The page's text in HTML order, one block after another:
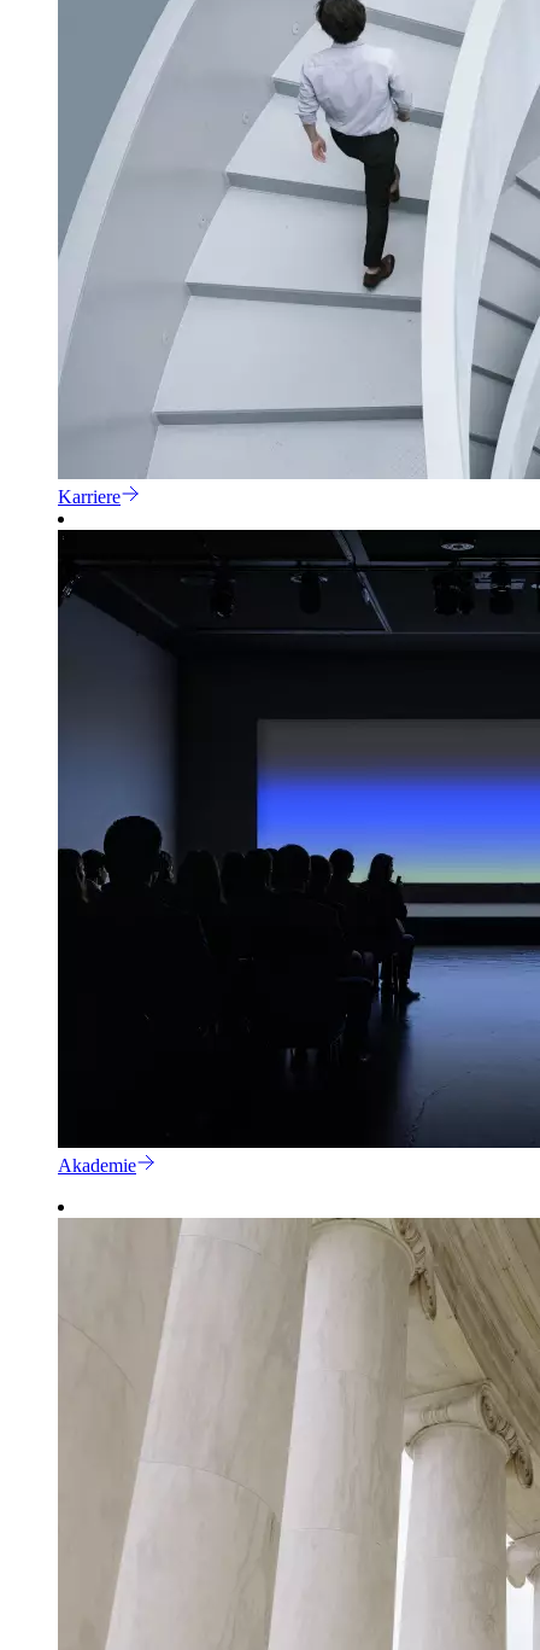
Karriere
Akademie